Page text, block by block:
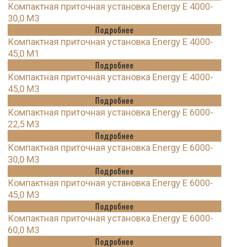
Компактная приточная установка Energy E 4000-
30,0 M3
Подробнее
Компактная приточная установка Energy E 4000-
45,0 M1
Подробнее
Компактная приточная установка Energy E 4000-
45,0 M3
Подробнее
Компактная приточная установка Energy E 6000-
22,5 M3
Подробнее
Компактная приточная установка Energy E 6000-
30,0 M3
Подробнее
Компактная приточная установка Energy E 6000-
45,0 M3
Подробнее
Компактная приточная установка Energy E 6000-
60,0 M3
Подробнее